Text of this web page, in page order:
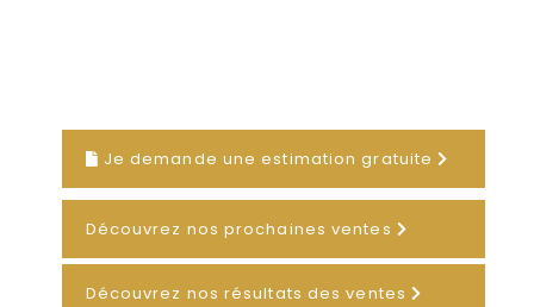
Je demande une estimation gratuite
Découvrez nos prochaines ventes
Découvrez nos résultats des ventes